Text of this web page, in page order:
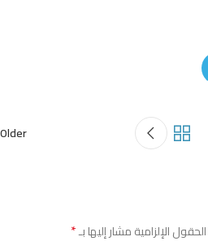
Older
الحقول الإلزامية مشار إليها بـ*